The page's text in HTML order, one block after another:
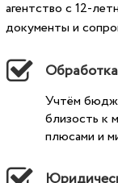
агентство с 12-
документы и
Учтём
близость к
плюсами и